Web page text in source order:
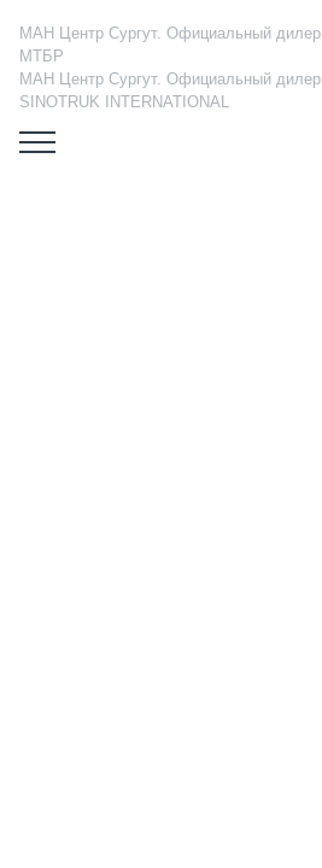
МАН Центр Сургут. Официальный дилер
МТБР
МАН Центр Сургут. Официальный дилер
SINOTRUK INTERNATIONAL